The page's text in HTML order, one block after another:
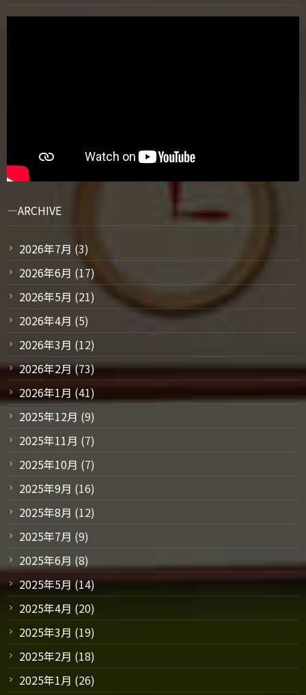
ARCHIVE
2026年7月 (3)
2026年6月 (17)
2026年5月 (21)
2026年4月 (5)
2026年3月 (12)
2026年2月(73)
2026年1月 (41)
2025年12月 (9)
2025年11月 (7)
2025年10月 (7)
2025年9月 (16)
2025年8月 (12)
2025年7月 (9)
2025年6月 (8)
2025年5月(14)
2025年4月 (20)
2025年3月 (19)
2025年2月 (18)
2025年1月 (26)